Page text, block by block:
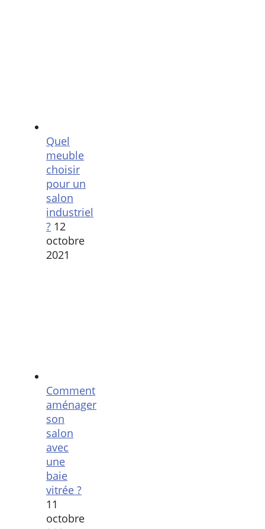
Quel
meuble
choisir
pour un
salon
industriel
? 12
octobre
2021
Comment
aménager
son
salon
avec
une
baie
vitrée ?
11
octobre